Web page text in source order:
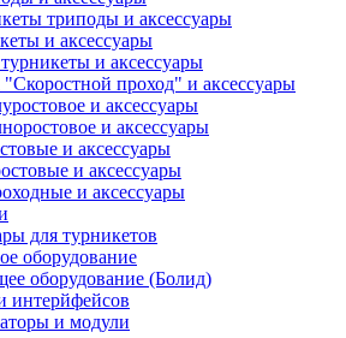
триподы и аксессуары
и аксессуары
и аксессуары
проход" и аксессуары
и аксессуары
и аксессуары
и аксессуары
и аксессуары
и аксессуары
для турникетов
оборудование
оборудование (Болид)
интерйфейсов
и модули